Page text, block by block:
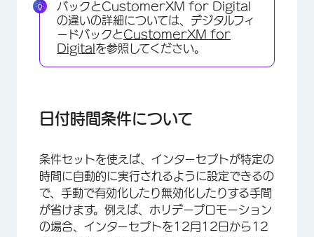
時間
FAQs
バックとCustomerXM for Digital
の違いの詳細については、デジタルフィ
ードバックとCustomerXM for
Digital を参照してください。
日付時間条件について
条件セットを使えば、インターセプトが特定の
時間に自動的に実行されるように設定できるの
で、手動で有効化したり無効化したりする手間
が省けます。例えば、ホリデープロモーション
の場合、インターセプトを12月12日から12